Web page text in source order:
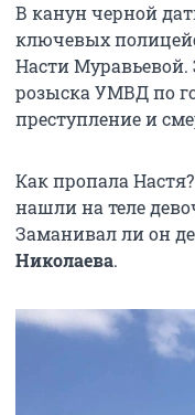
В канун черной
ключевых
Насти
розыска УМВД по
преступление и
Как пропала
нашли на теле
Заманивал ли он
Николаева.